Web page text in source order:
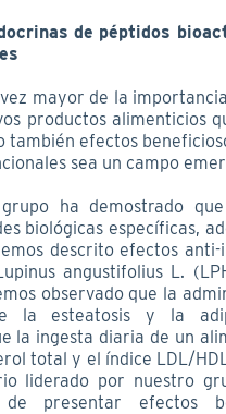
de péptidos
mayor de la
productos alimenticios
efectos
sea un campo
ha demostrado
biológicas específicas,
descrito efectos
angustifolius L.
observado que la
la esteatosis y la
la ingesta diaria de un
total y el índice LDL/
liderado por nuestro
de presentar efectos